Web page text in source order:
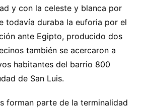
y con la celeste y blanca por
todavía duraba la euforia por el
ante Egipto, producido dos
también se acercaron a
habitantes del barrio 800
de San Luis.
forman parte de la terminalidad